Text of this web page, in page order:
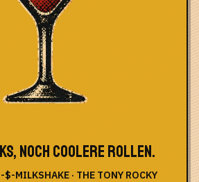
NOCH COOLERE ROLLEN.
$-MILKSHAKE · THE TONY ROCKY